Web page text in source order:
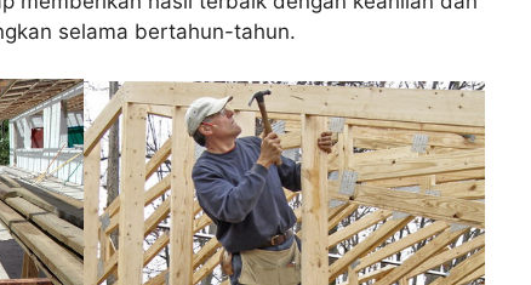
selama bertahun-tahun.